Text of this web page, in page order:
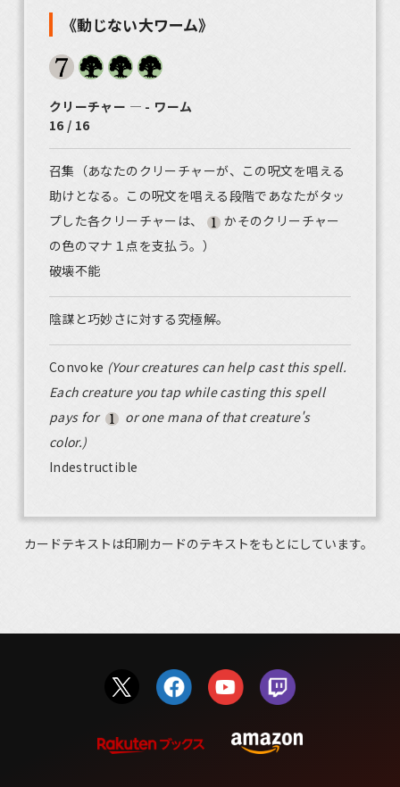
《動じない大ワーム》
クリーチャー ― - ワーム
16 / 16
召集（あなたのクリーチャーが、この呪文を唱える
助けとなる。この呪文を唱える段階であなたがタッ
プした各クリーチャーは、
かそのクリーチャー
の色のマナ１点を支払う。）
破壊不能
陰謀と巧妙さに対する究極解。
Convoke (Your creatures can help cast this spell.
Each creature you tap while casting this spell
pays for
or one mana of that creature's
color.)
Indestructible
カードテキストは印刷カードのテキストをもとにしています。